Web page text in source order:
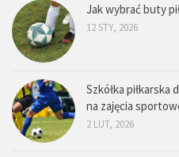
Jak wybrać buty
12 STY, 2026
Szkółka piłkarska
na zajęcia
2 LUT, 2026